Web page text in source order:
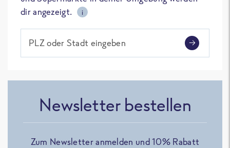
dir angezeigt.
i
PLZ oder Stadt eingeben
Newsletter bestellen
Zum Newsletter anmelden und 10% Rabatt